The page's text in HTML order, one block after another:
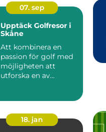
07. sep
Upptäck Golfresor i
Skåne
Att kombinera en
passion för golf med
möjligheten att
utforska en av
18. jan